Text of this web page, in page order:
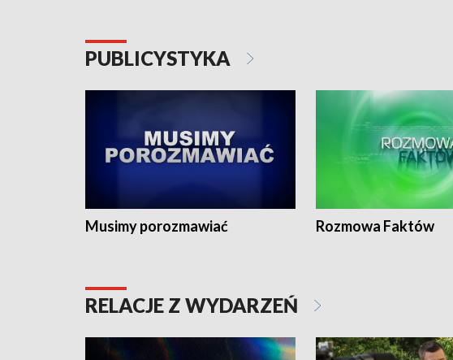
PUBLICYSTYKA
Musimy porozmawiać Rozmowa Faktów
RELACJE Z WYDARZEŃ